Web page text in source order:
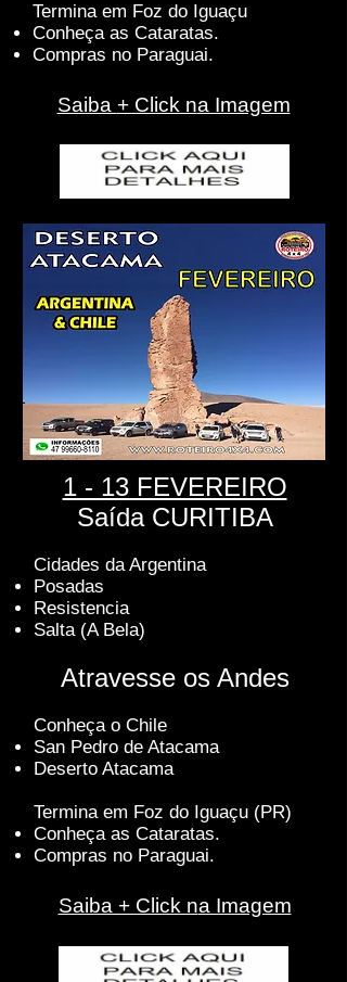
Termina em Foz do Iguaçu
Conheça as Cataratas.
Compras no Paraguai.
Saiba + Click na Imagem
1 - 13 FEVEREIRO
Saída CURITIBA
Cidades da Argentina
Posadas
Resistencia
Salta (A Bela)
Atravesse os Andes
Conheça o Chile
San Pedro de Atacama
Deserto Atacama
Termina em Foz do Iguaçu (PR)
Conheça as Cataratas.
Compras no Paraguai.
Saiba + Click na Imagem